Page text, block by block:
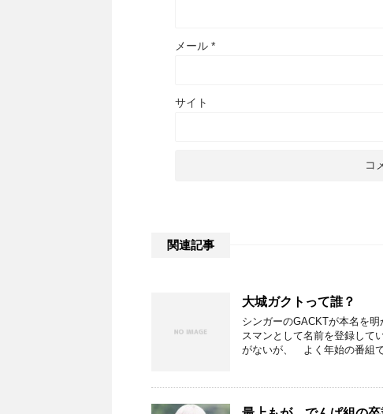
メール *
サイト
関連記事
大城ガクトって誰？
シンガーのGACKTが本名を
スマンとして名前を登録して
がないが、 よく年始の番組